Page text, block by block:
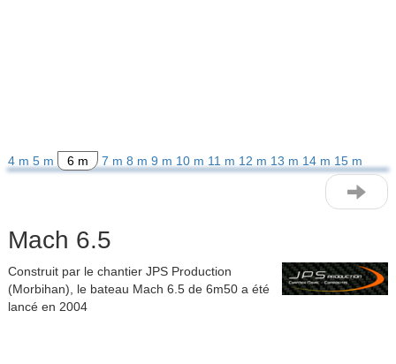
4 m 5 m 6 m 7 m 8 m 9 m 10 m 11 m 12 m 13 m 14 m 15 m
Mach 6.5
Construit par le chantier JPS Production
(Morbihan), le bateau Mach 6.5 de 6m50 a été
lancé en 2004